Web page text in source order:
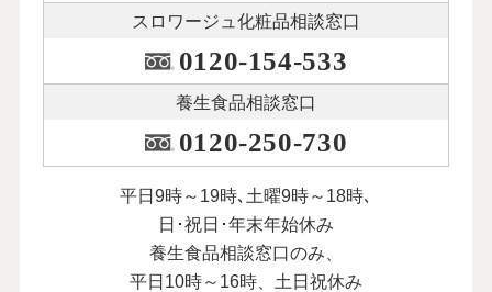
スロワージュ化粧品相談窓口
0120-154-533
養生食品相談窓口
0120-250-730
平日9時～19時､土曜9時～18時､
日･祝日･年末年始休み
養生食品相談窓口のみ、
平日10時～16時、土日祝休み